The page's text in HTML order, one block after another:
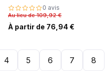
0 avis
Au lieu de 109,92 €
À partir de 76,94 €
4 5 6 7 8